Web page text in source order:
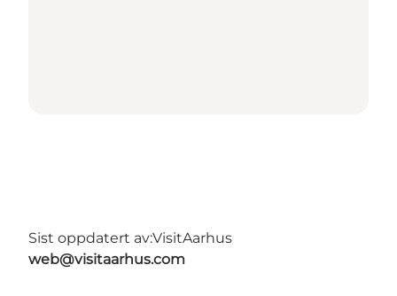
Sist oppdatert av:VisitAarhus
web@visitaarhus.com